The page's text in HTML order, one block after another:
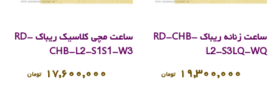
ساعت زنانه ریباک RD-CHB-
L2-S3LQ-WQ
۱۹,۳۰۰,۰۰۰ تومان
ساعت مچی کلاسیک ریباک RD-
CHB-L2-S1S1-W3
۱۷,۶۰۰,۰۰۰ تومان